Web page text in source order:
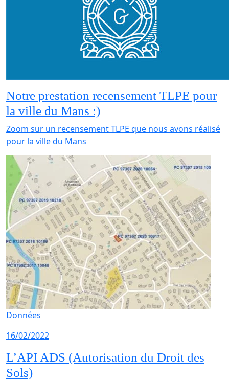
Notre prestation recensement TLPE pour
la ville du Mans :)
Zoom sur un recensement TLPE que nous avons réalisé
pour la ville du Mans
Données
16/02/2022
L’API ADS (Autorisation du Droit des
Sols)